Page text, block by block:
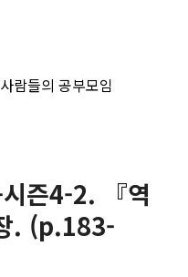
람들의 공부모임
즌4-2. 『역
. (p.183-